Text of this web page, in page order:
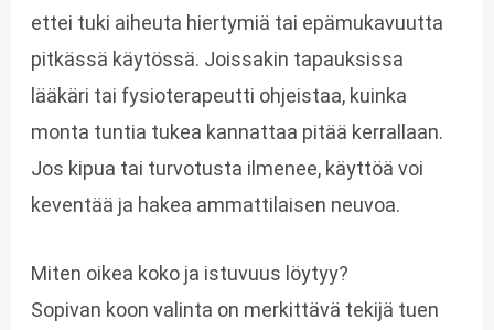
ettei tuki aiheuta hiertymiä tai epämukavuutta
pitkässä käytössä. Joissakin tapauksissa
lääkäri tai fysioterapeutti ohjeistaa, kuinka
monta tuntia tukea kannattaa pitää kerrallaan.
Jos kipua tai turvotusta ilmenee, käyttöä voi
keventää ja hakea ammattilaisen neuvoa.
Miten oikea koko ja istuvuus löytyy?
Sopivan koon valinta on merkittävä tekijä tuen